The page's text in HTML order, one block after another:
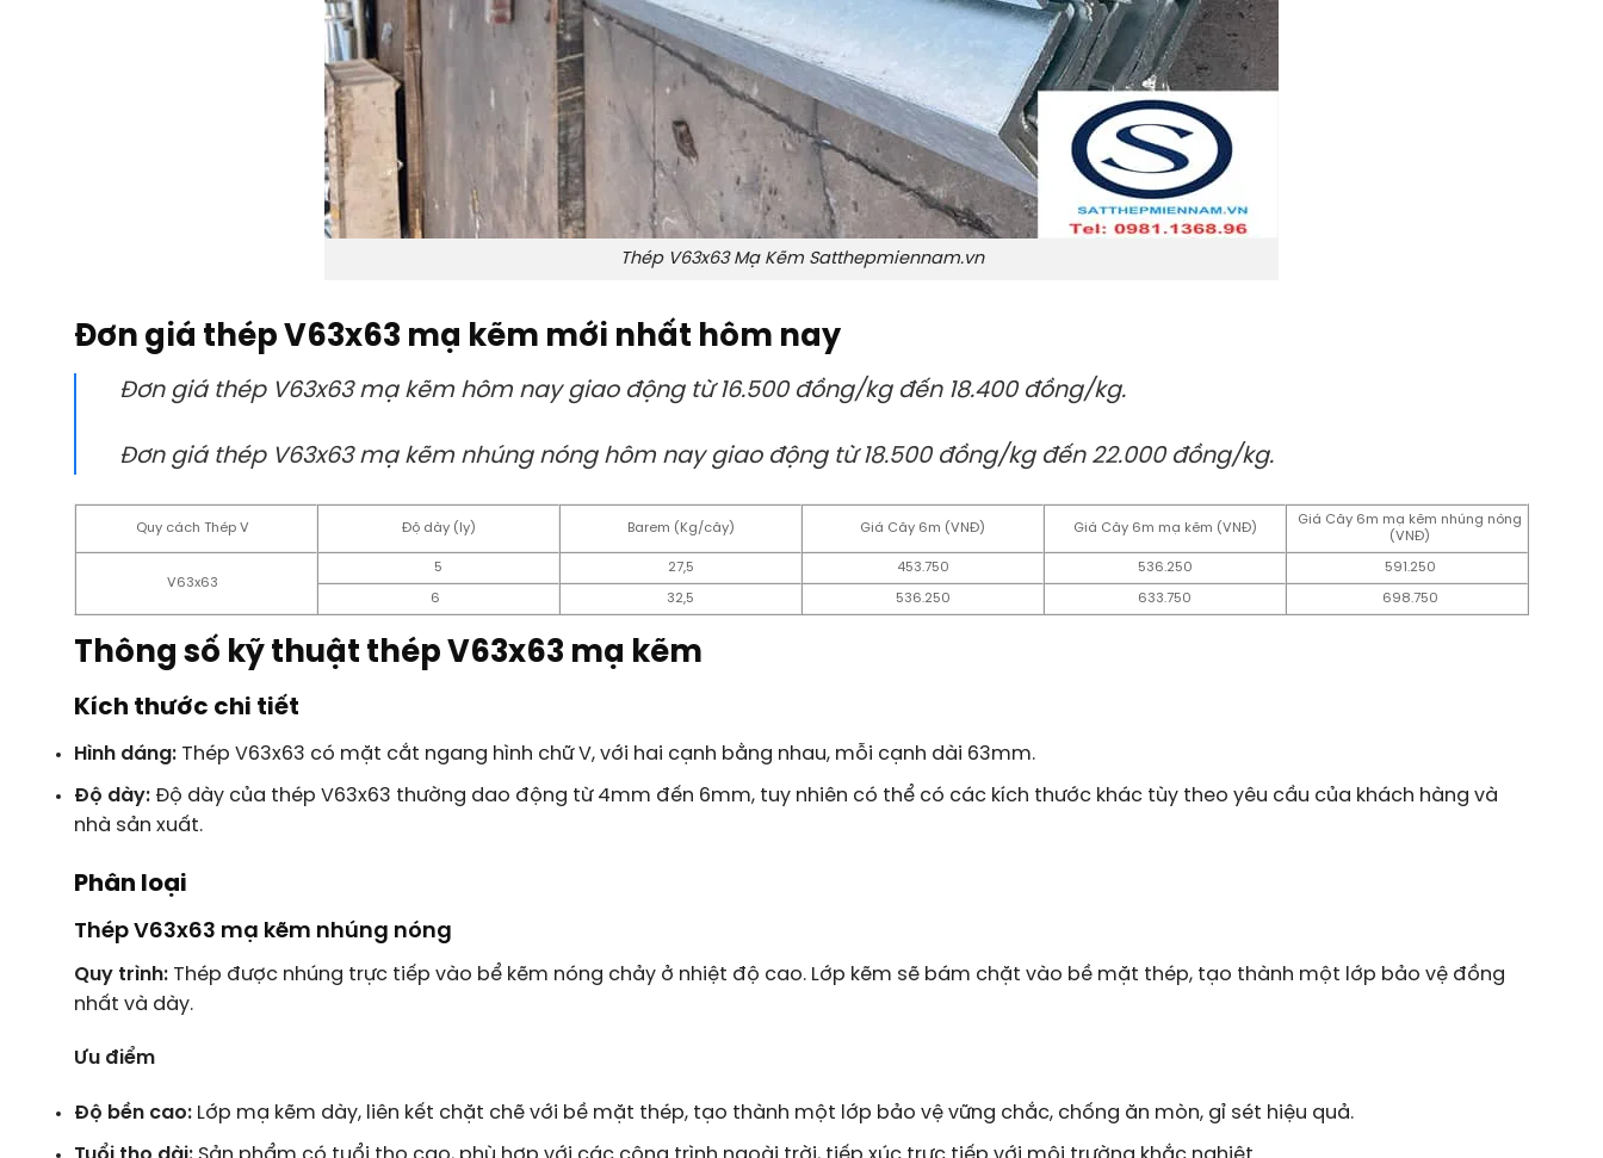
Thép V63x63 Mạ Kẽm Satthepmiennam.vn
Đơn giá thép V63x63 mạ kẽm mới nhất hôm nay
Đơn giá thép V63x63 mạ kẽm hôm nay giao động từ 16.500 đồng/kg đến 18.400 đồng/kg.
Đơn giá thép V63x63 mạ kẽm nhúng nóng hôm nay giao động từ 18.500 đồng/kg đến 22.000 đồng/kg.
Quy cách Thép V Độ dày (ly) Barem (Kg/cây) Giá Cây 6m (VNĐ) Giá Cây 6m mạ kẽm (VNĐ)
Giá Cây 6m mạ kẽm nhúng nóng
(VNĐ)
V63x63
5 27,5 453.750 536.250 591.250
6 32,5 536.250 633.750 698.750
Thông số kỹ thuật thép V63x63 mạ kẽm
Kích thước chi tiết
Hình dáng: Thép V63x63 có mặt cắt ngang hình chữ V, với hai cạnh bằng nhau, mỗi cạnh dài 63mm.
Độ dày: Độ dày của thép V63x63 thường dao động từ 4mm đến 6mm, tuy nhiên có thể có các kích thước khác tùy theo yêu cầu của khách hàng và
nhà sản xuất.
Phân loại
Thép V63x63 mạ kẽm nhúng nóng
Quy trình: Thép được nhúng trực tiếp vào bể kẽm nóng chảy ở nhiệt độ cao. Lớp kẽm sẽ bám chặt vào bề mặt thép, tạo thành một lớp bảo vệ đồng
nhất và dày.
Ưu điểm
Độ bền cao: Lớp mạ kẽm dày, liên kết chặt chẽ với bề mặt thép, tạo thành một lớp bảo vệ vững chắc, chống ăn mòn, gỉ sét hiệu quả.